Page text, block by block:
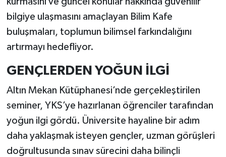
bilgiye ulaşmasını amaçlayan Bilim Kafe
buluşmaları, toplumun bilimsel farkındalığını
artırmayı hedefliyor.
GENÇLERDEN YOĞUN İLGİ
Altın Mekan Kütüphanesi’nde gerçekleştirilen
seminer, YKS’ye hazırlanan öğrenciler tarafından
yoğun ilgi gördü. Üniversite hayaline bir adım
daha yaklaşmak isteyen gençler, uzman görüşleri
doğrultusunda sınav sürecini daha bilinçli